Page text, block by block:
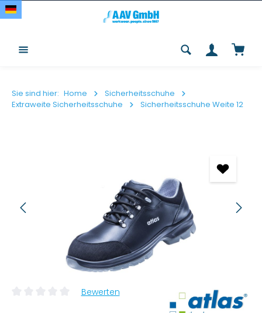
Zum Hauptinhalt springen
Sie sind hier: Home
Sicherheitsschuhe
Extraweite Sicherheitsschuhe
Sicherheitsschuhe Weite 12
Durchschnittliche Bewertung von 0 von 5 Sternen
Bewerten